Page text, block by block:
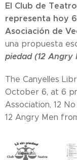
El Club de
representa hoy
Asociación de
una propuesta
piedad (12 Angry
The Canyelles
October 6, at 6
Association, 12
12 Angry Men